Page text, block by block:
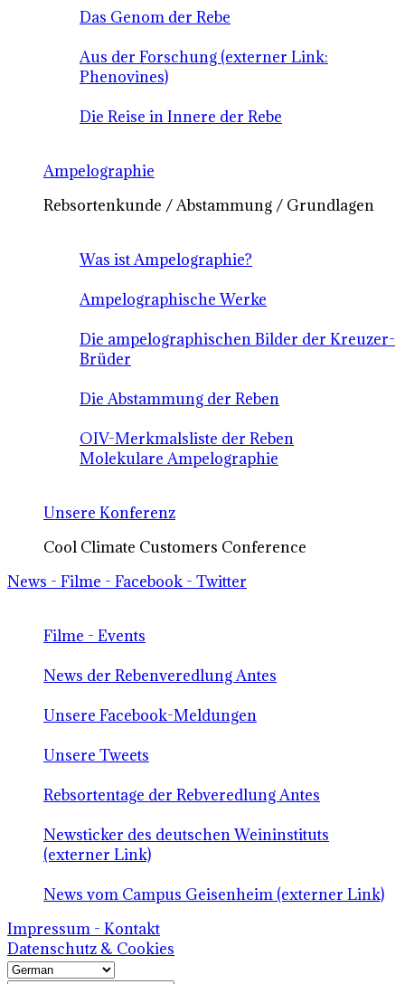
Das Genom der Rebe
Aus der Forschung (externer Link:
Phenovines)
Die Reise in Innere der Rebe
Ampelographie
Rebsortenkunde / Abstammung / Grundlagen
Was ist Ampelographie?
Ampelographische Werke
Die ampelographischen Bilder der Kreuzer-
Brüder
Die Abstammung der Reben
OIV-Merkmalsliste der Reben
Molekulare Ampelographie
Unsere Konferenz
Cool Climate Customers Conference
News - Filme - Facebook - Twitter
Filme - Events
News der Rebenveredlung Antes
Unsere Facebook-Meldungen
Unsere Tweets
Rebsortentage der Rebveredlung Antes
Newsticker des deutschen Weininstituts
(externer Link)
News vom Campus Geisenheim (externer Link)
Impressum - Kontakt
Datenschutz & Cookies